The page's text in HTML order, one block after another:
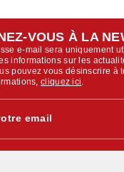
VOUS À LA
e-mail sera uniquement
informations sur les
pouvez vous désinscrire à
cliquez ici
email